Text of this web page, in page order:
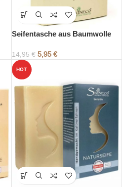
Seifentasche aus Baumwolle
14,95€ 5,95 €
HOT